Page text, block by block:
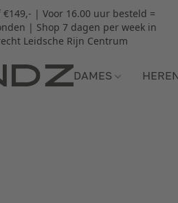
| Voor 16.00 uur besteld =
| Shop 7 dagen per week in
Leidsche Rijn Centrum
DAMES